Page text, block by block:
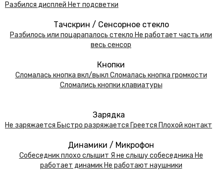
Разбился дисплей Нет подсветки
Тачскрин / Сенсорное стекло
Разбилось или поцарапалось стекло Не работает часть или
весь сенсор
Кнопки
Сломалась кнопка вкл/выкл Сломалась кнопка громкости
Сломались кнопки клавиатуры
Зарядка
Не заряжается Быстро разряжается Греется Плохой контакт
Динамики / Микрофон
Собеседник плохо слышит Я не слышу собеседника Не
работает динамик Не работают наушники